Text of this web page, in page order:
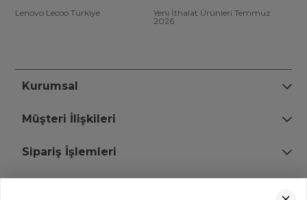
Lenovo Lecoo Türkiye
Yeni İthalat Ürünleri Temmuz
2026
Kurumsal
Müşteri İlişkileri
Sipariş İşlemleri